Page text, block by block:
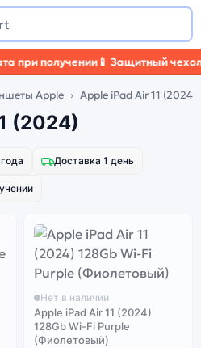
получении📱 Защитный чехол🛡️
Apple Apple iPad Air 11 (2024)
(2024)
Доставка 1 день
Нет в наличии
Apple iPad Air 11 (2024)
128Gb Wi-Fi Purple
(Фиолетовый)